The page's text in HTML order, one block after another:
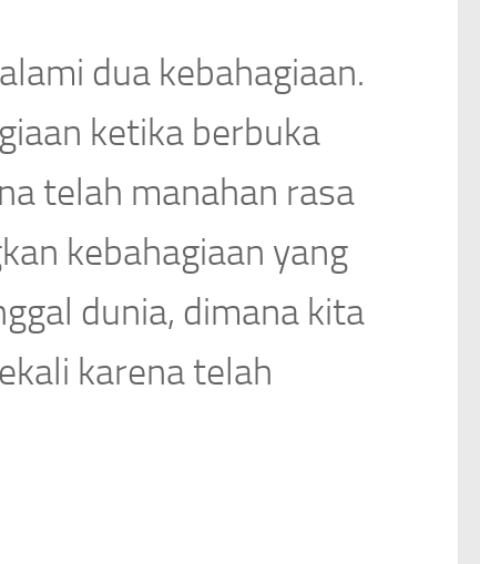
dua kebahagiaan.
ketika berbuka
telah manahan rasa
kebahagiaan yang
dunia, dimana kita
karena telah